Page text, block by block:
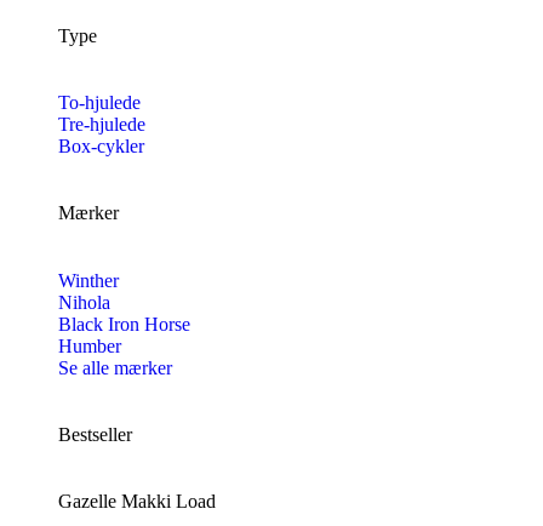
Type
To-hjulede
Tre-hjulede
Box-cykler
Mærker
Winther
Nihola
Black Iron Horse
Humber
Se alle mærker
Bestseller
Gazelle Makki Load